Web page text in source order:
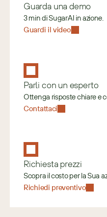
Guarda una demo
3 min di SugarAI in azione.
Guardi il video
Parli con un esperto
Ottenga risposte chiare e
Contattaci
Richiesta prezzi
Scopra il costo per la Sua
Richiedi preventivo